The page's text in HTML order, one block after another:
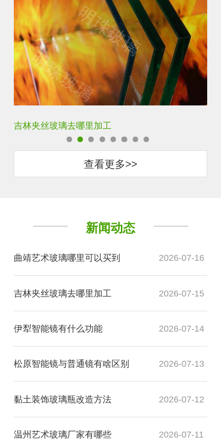
伊犁智能镜有什么功能
查看更多>>
新闻动态
曲靖艺术玻璃哪里可以买到 2026-07-16
吉林夹丝玻璃去哪里加工 2026-07-15
伊犁智能镜有什么功能 2026-07-14
松原智能镜与普通镜有啥区别 2026-07-13
黏土装饰玻璃瓶改造方法 2026-07-12
温州艺术玻璃厂家有哪些 2026-07-11